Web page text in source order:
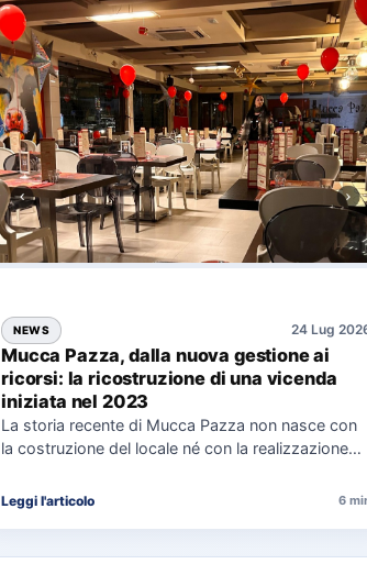
NEWS 24 Lug
Mucca Pazza, dalla nuova gestione ai
ricorsi: la ricostruzione di una vicenda
iniziata nel 2023
La storia recente di Mucca Pazza non nasce con
la costruzione del locale né con la realizzazione
Leggi l'articolo 6